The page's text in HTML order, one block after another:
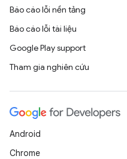
Báo cáo lỗi nền tảng
Báo cáo lỗi tài liệu
Google Play support
Tham gia nghiên cứu
Android
Chrome